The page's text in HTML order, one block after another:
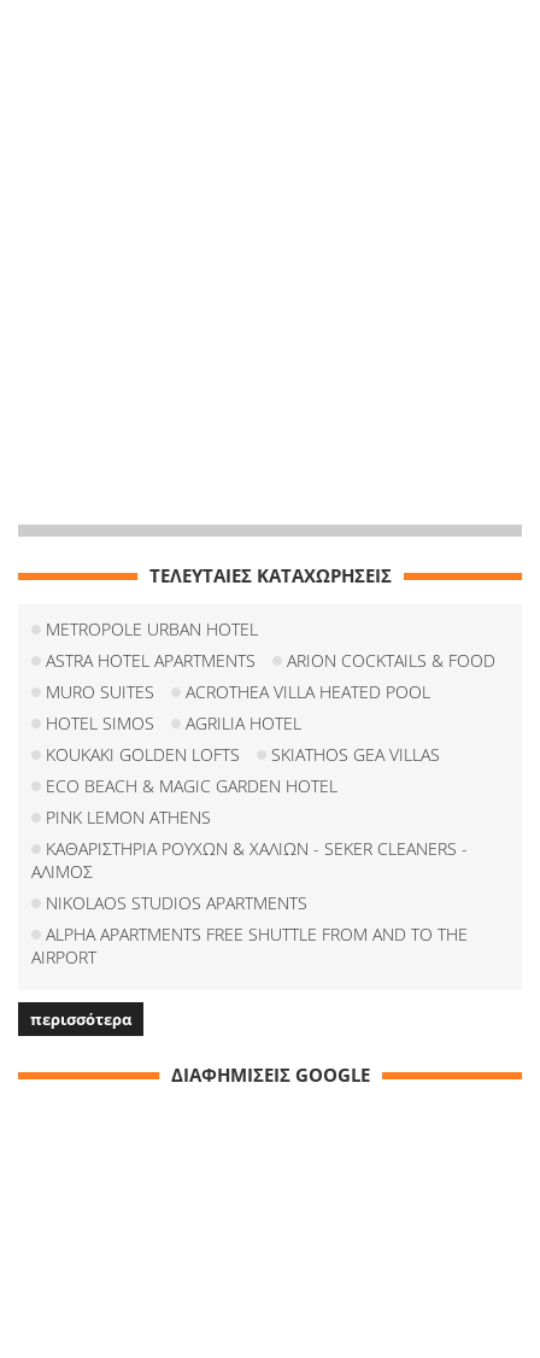
ΤΕΛΕΥΤΑΙΕΣ ΚΑΤΑΧΩΡΗΣΕΙΣ
METROPOLE URBAN HOTEL
ASTRA HOTEL APARTMENTS
ARION COCKTAILS & FOOD
MURO SUITES
ACROTHEA VILLA HEATED POOL
HOTEL SIMOS
AGRILIA HOTEL
KOUKAKI GOLDEN LOFTS
SKIATHOS GEA VILLAS
ECO BEACH & MAGIC GARDEN HOTEL
PINK LEMON ATHENS
ΚΑΘΑΡΙΣΤΗΡΙΑ ΡΟΥΧΩΝ & ΧΑΛΙΩΝ - SEKER CLEANERS -
ΑΛΙΜΟΣ
NIKOLAOS STUDIOS APARTMENTS
ALPHA APARTMENTS FREE SHUTTLE FROM AND TO THE
AIRPORT
περισσότερα
ΔΙΑΦΗΜΙΣΕΙΣ GOOGLE